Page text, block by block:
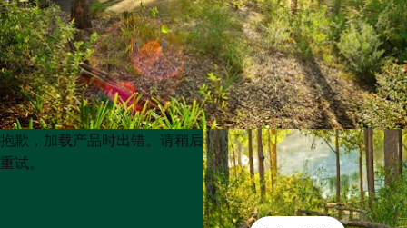
Product
List
Product
List
抱歉，加载产品时出错。请稍后
重试。